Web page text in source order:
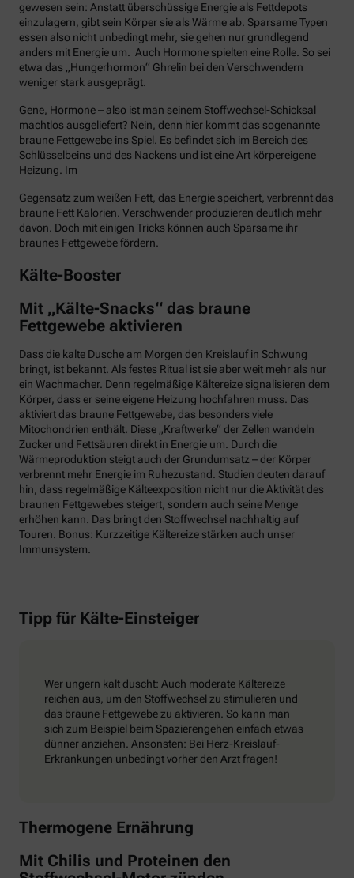
gewesen sein: Anstatt überschüssige Energie als Fettdepots
einzulagern, gibt sein Körper sie als Wärme ab. Sparsame Typen
essen also nicht unbedingt mehr, sie gehen nur grundlegend
anders mit Energie um. Auch Hormone spielten eine Rolle. So sei
etwa das „Hungerhormon“ Ghrelin bei den Verschwendern
weniger stark ausgeprägt.
Gene, Hormone – also ist man seinem Stoffwechsel-Schicksal
machtlos ausgeliefert? Nein, denn hier kommt das sogenannte
braune Fettgewebe ins Spiel. Es befindet sich im Bereich des
Schlüsselbeins und des Nackens und ist eine Art körpereigene
Heizung. Im
Gegensatz zum weißen Fett, das Energie speichert, verbrennt das
braune Fett Kalorien. Verschwender produzieren deutlich mehr
davon. Doch mit einigen Tricks können auch Sparsame ihr
braunes Fettgewebe fördern.
Kälte-Booster
Mit „Kälte-Snacks“ das braune
Fettgewebe aktivieren
Dass die kalte Dusche am Morgen den Kreislauf in Schwung
bringt, ist bekannt. Als festes Ritual ist sie aber weit mehr als nur
ein Wachmacher. Denn regelmäßige Kältereize signalisieren dem
Körper, dass er seine eigene Heizung hochfahren muss. Das
aktiviert das braune Fettgewebe, das besonders viele
Mitochondrien enthält. Diese „Kraftwerke“ der Zellen wandeln
Zucker und Fettsäuren direkt in Energie um. Durch die
Wärmeproduktion steigt auch der Grundumsatz – der Körper
verbrennt mehr Energie im Ruhezustand. Studien deuten darauf
hin, dass regelmäßige Kälteexposition nicht nur die Aktivität des
braunen Fettgewebes steigert, sondern auch seine Menge
erhöhen kann. Das bringt den Stoffwechsel nachhaltig auf
Touren. Bonus: Kurzzeitige Kältereize stärken auch unser
Immunsystem.
Tipp für Kälte-Einsteiger
Wer ungern kalt duscht: Auch moderate Kältereize
reichen aus, um den Stoffwechsel zu stimulieren und
das braune Fettgewebe zu aktivieren. So kann man
sich zum Beispiel beim Spazierengehen einfach etwas
dünner anziehen. Ansonsten: Bei Herz-Kreislauf-
Erkrankungen unbedingt vorher den Arzt fragen!
Thermogene Ernährung
Mit Chilis und Proteinen den